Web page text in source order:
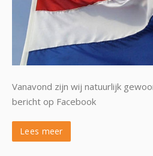
Vanavond zijn wij natuurlijk
bericht op Facebook
Lees meer